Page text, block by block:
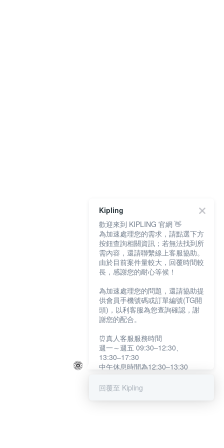
Kipling
歡迎來到 KIPLING 官網 👋
為加速處理您的需求，請點選下方
按鈕查詢相關資訊；若無法找到所
需內容，還請聯繫線上客服協助。
由於目前案件量較大，回覆時間較
長，感謝您的耐心等候！
為加速處理您的問題，還請協助提
供會員手機號碼或訂單編號(TG開
頭)，以利客服為您查詢確認，謝
謝您的配合。
⏰真人客服服務時間
週一～週五 09:30–12:30、
13:30–17:30
中午休息時間為12:30–13:30
提醒您：系統會自動已讀訊息，如
回覆至 Kipling